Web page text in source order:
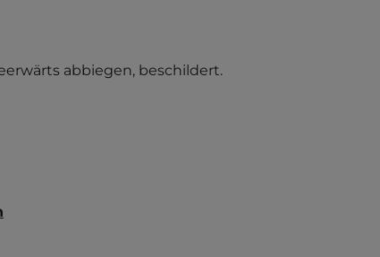
abbiegen, beschildert.